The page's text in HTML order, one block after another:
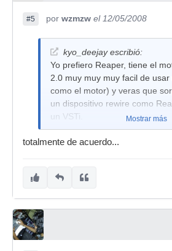
#5 por wzmzw el 12/05/2008
kyo_deejay escribió:
Yo prefiero Reaper, tiene el
2.0 muy muy muy facil de
como el motor) y veras que
un dispositivo rewire como
un VSTi.
demo, que no tiene ruidos
quieras (aunque cada vez
Mostrar más
totalmente de acuerdo...